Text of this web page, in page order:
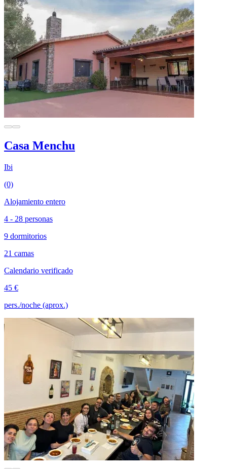
Casa Menchu
Ibi
(0)
Alojamiento entero
4 - 28 personas
9 dormitorios
21 camas
Calendario verificado
45 €
pers./noche (aprox.)